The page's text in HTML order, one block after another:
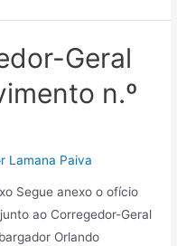
Geral
n.º
Lamana Paiva
Segue anexo o ofício
ao Corregedor-Geral
Orlando